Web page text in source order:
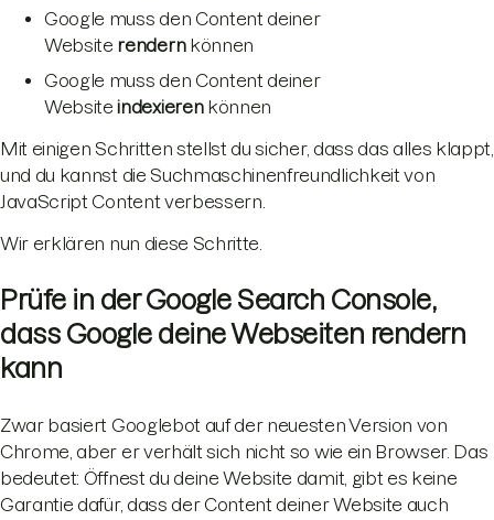
Google muss den Content deiner
Website rendernkönnen
Google muss den Content deiner
Websiteindexierenkönnen
Mit einigen Schritten stellst du sicher, dass das alles klappt,
und du kannst die Suchmaschinenfreundlichkeit von
JavaScript Content verbessern.
Wir erklären nun diese Schritte.
Prüfe in der Google Search Console,
dass Google deine Webseiten rendern
kann
Zwar basiert Googlebot auf der neuesten Version von
Chrome, aber er verhält sich nicht so wie ein Browser. Das
bedeutet: Öffnest du deine Website damit, gibt es keine
Garantie dafür, dass der Content deiner Website auch